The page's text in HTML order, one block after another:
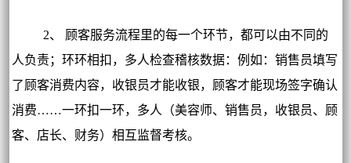
2、 顾客服务流程里的每一个环节，都可以由不同的
人负责；环环相扣，多人检查稽核数据：例如：销售员填写
了顾客消费内容，收银员才能收银，顾客才能现场签字确认
消费……一环扣一环，多人（美容师、销售员，收银员、顾
客、店长、财务）相互监督考核。